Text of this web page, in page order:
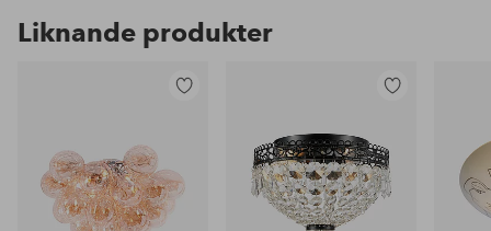
Liknande produkter
favoriter